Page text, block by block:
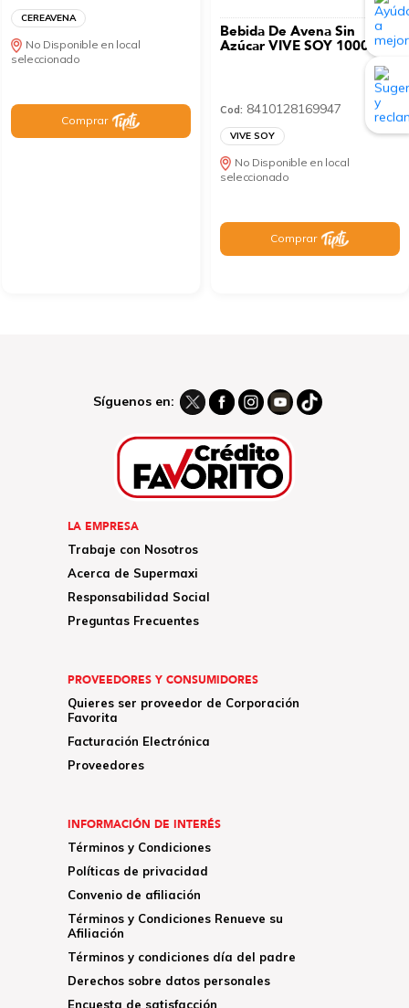
CEREAVENA
No Disponible en local
seleccionado
Comprar
Bebida De Avena Sin
Azúcar VIVE SOY 1000 Ml
Cod: 8410128169947
VIVE SOY
No Disponible en local
seleccionado
Comprar
Síguenos en:
LA EMPRESA
Trabaje con Nosotros
Acerca de Supermaxi
Responsabilidad Social
Preguntas Frecuentes
PROVEEDORES Y CONSUMIDORES
Quieres ser proveedor de Corporación
Favorita
Facturación Electrónica
Proveedores
INFORMACIÓN DE INTERÉS
Términos y Condiciones
Políticas de privacidad
Convenio de afiliación
Términos y Condiciones Renueve su
Afiliación
Términos y condiciones día del padre
Derechos sobre datos personales
Encuesta de satisfacción